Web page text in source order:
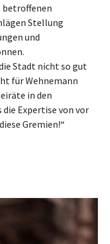
betroffenen
Stellung
und
Stadt nicht so gut
für Wehnemann
in den
Expertise von vor
Gremien!“